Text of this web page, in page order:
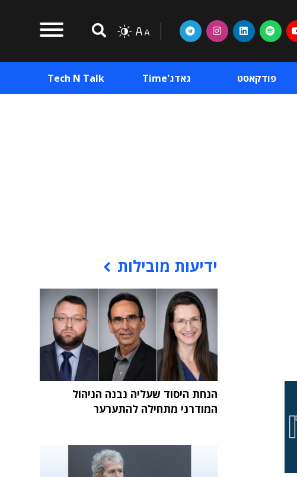
פודקאסט גאדג'Time Tech N Talk
ידיעות מובילות
הנחת היסוד שעליה נבנה הניהול
המודרני מתחילה להתערער